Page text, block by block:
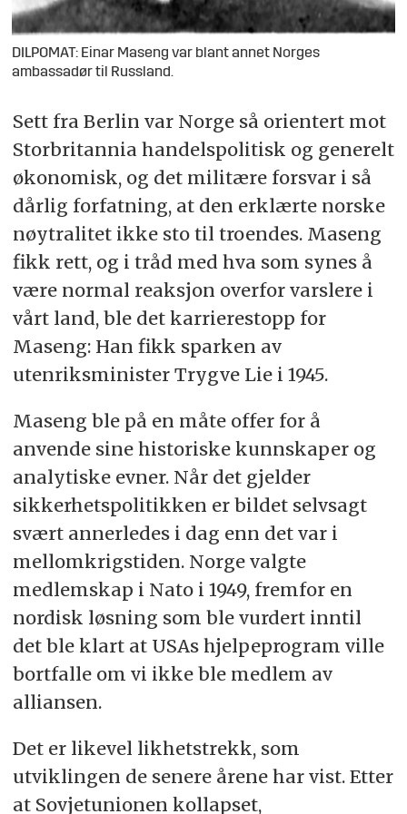
DILPOMAT: Einar Maseng var blant annet Norges
ambassadør til Russland.
Sett fra Berlin var Norge så orientert mot
Storbritannia handelspolitisk og generelt
økonomisk, og det militære forsvar i så
dårlig forfatning, at den erklærte norske
nøytralitet ikke sto til troendes. Maseng
fikk rett, og i tråd med hva som synes å
være normal reaksjon overfor varslere i
vårt land, ble det karrierestopp for
Maseng: Han fikk sparken av
utenriksminister Trygve Lie i 1945.
Maseng ble på en måte offer for å
anvende sine historiske kunnskaper og
analytiske evner. Når det gjelder
sikkerhetspolitikken er bildet selvsagt
svært annerledes i dag enn det var i
mellomkrigstiden. Norge valgte
medlemskap i Nato i 1949, fremfor en
nordisk løsning som ble vurdert inntil
det ble klart at USAs hjelpeprogram ville
bortfalle om vi ikke ble medlem av
alliansen.
Det er likevel likhetstrekk, som
utviklingen de senere årene har vist. Etter
at Sovjetunionen kollapset,